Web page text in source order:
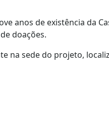
anos de existência da
doações.
na sede do projeto,